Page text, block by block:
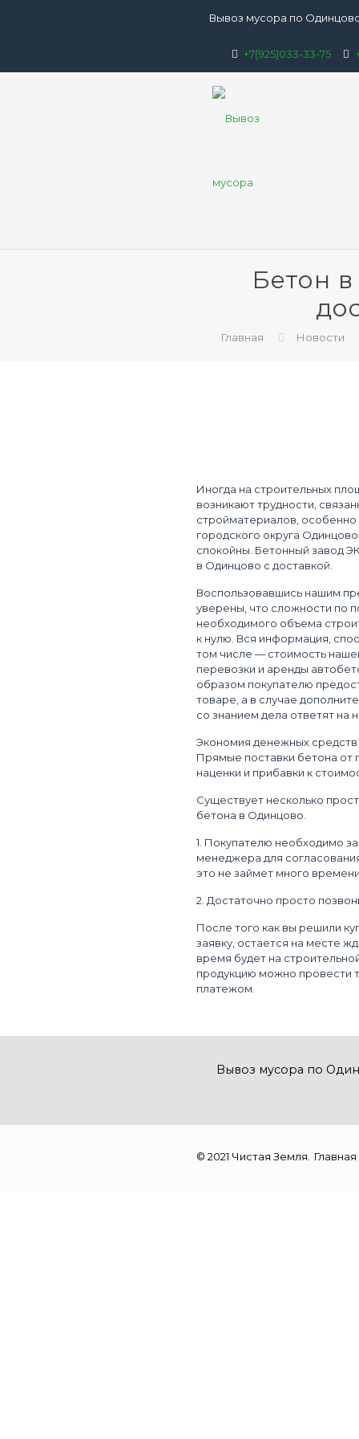
Вывоз мусора по
+7(925)033-33-75
Бетон
Главная Новости
Иногда на строительных
возникают трудности,
стройматериалов,
городского округа
спокойны. Бетонный завод
в Одинцово с доставкой.
Воспользовавшись нашим
уверены, что сложности по
необходимого объема
к нулю. Вся информация,
том числе — стоимость
перевозки и аренды
образом покупателю
товаре, а в случае
со знанием дела ответят на
Экономия денежных
Прямые поставки бетона от
наценки и прибавки к
Существует несколько
бетона в Одинцово.
1. Покупателю необходимо
менеджера для
это не займет много
2. Достаточно просто
После того как вы решили
заявку, остается на месте
время будет на
продукцию можно провести
платежом.
Вывоз мусора по
© 2021 Чистая Земля. Главная